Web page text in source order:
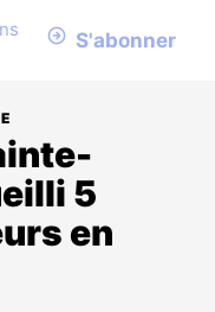
S'abonner
5
en